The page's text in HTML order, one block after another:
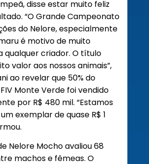
disse estar muito feliz
“O Grande Campeonato
do Nelore, especialmente
é motivo de muito
qualquer criador. O título
valor aos nossos animais”,
ao revelar que 50% do
Monte Verde foi vendido
por R$ 480 mil. “Estamos
exemplar de quase R$ 1
Nelore Mocho avaliou 68
machos e fêmeas. O